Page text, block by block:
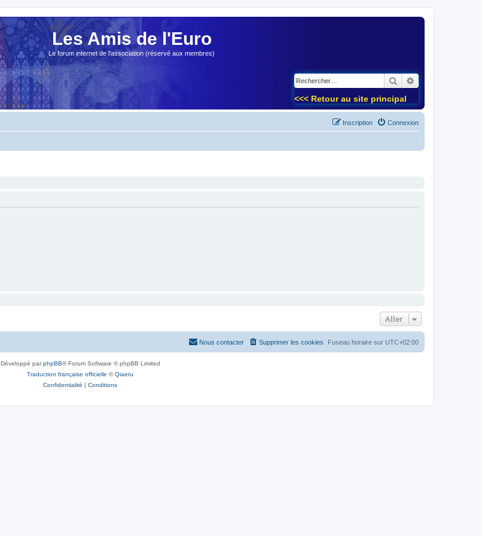
Les Amis de l'Euro
Le forum internet de l'association (réservé aux membres)
Rechercher
<<< Retour au site principal
Connexion
Inscription
Aller
Fuseau horaire sur UTC+02:00
Supprimer les cookies
Nous contacter
Développé parphpBB® Forum Software © phpBB Limited
Traduction française officielle ©Qiaeru
Confidentialité | Conditions